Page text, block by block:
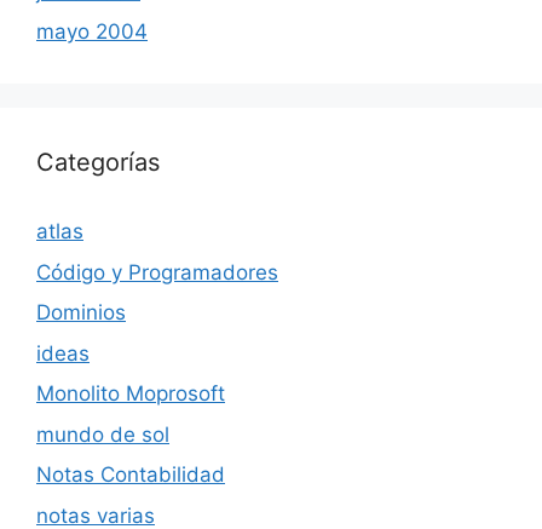
mayo 2004
Categorías
atlas
Código y Programadores
Dominios
ideas
Monolito Moprosoft
mundo de sol
Notas Contabilidad
notas varias